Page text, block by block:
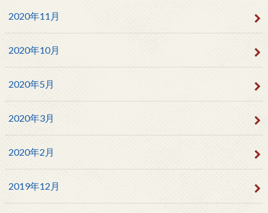
2020年11月
2020年10月
2020年5月
2020年3月
2020年2月
2019年12月